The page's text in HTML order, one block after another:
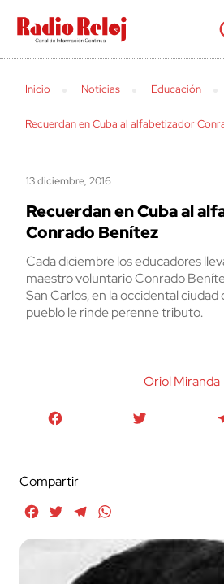
cerrar
Inicio Noticias Educación
Recuerdan en Cuba al alfabetizador
13 diciembre, 2016
Recuerdan en Cuba al
Conrado Benítez
Cada diciembre los educadores
maestro voluntario Conrado
San Carlos, en la occidental
pueblo le rinde perenne tributo.
Oriol Miranda
Compartir
FacebookTwitterTelegram